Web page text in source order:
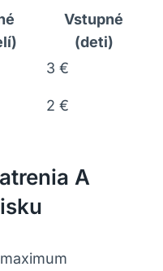
Vstupné
(deti)
3 €
2 €
A